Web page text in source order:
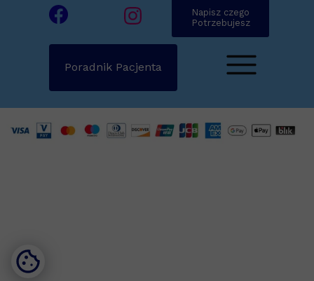
Poradnik Pacjenta
Napisz czego
Potrzebujesz